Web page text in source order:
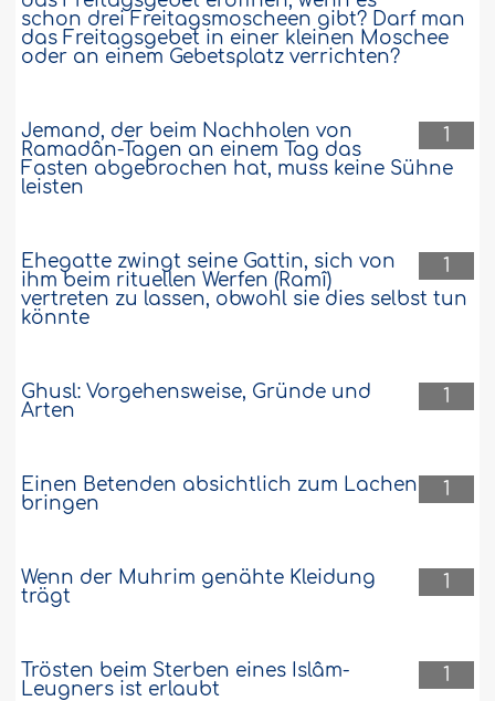
schon drei Freitagsmoscheen gibt? Darf man
das Freitagsgebet in einer kleinen Moschee
oder an einem Gebetsplatz verrichten?
1
Jemand, der beim Nachholen von
Ramadân-Tagen an einem Tag das
Fasten abgebrochen hat, muss keine Sühne
leisten
1
Ehegatte zwingt seine Gattin, sich von
ihm beim rituellen Werfen (Ramî)
vertreten zu lassen, obwohl sie dies selbst tun
könnte
1
Ghusl: Vorgehensweise, Gründe und
Arten
1
Einen Betenden absichtlich zum Lachen
bringen
1
Wenn der Muhrim genähte Kleidung
trägt
1
Trösten beim Sterben eines Islâm-
Leugners ist erlaubt